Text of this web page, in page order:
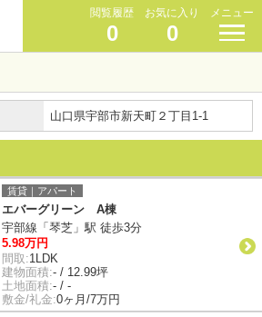
閲覧履歴
0
お気に入り
0
メニュー
山口県宇部市新天町２丁目1-1
賃貸｜アパート
エバーグリーン A棟
宇部線「琴芝」駅 徒歩3分
5.98万円
間取:1LDK
建物面積:- / 12.99坪
土地面積:- / -
敷金/礼金:0ヶ月/7万円